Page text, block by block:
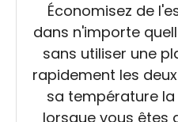
Économisez de
dans n'importe
sans utiliser une
rapidement les
sa température
lorsque vous êtes